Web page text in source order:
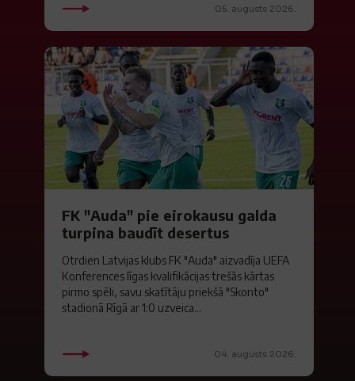
05. augusts 2026.
FK "Auda" pie eirokausu galda
turpina baudīt desertus
Otrdien Latvijas klubs FK "Auda" aizvadīja UEFA
Konferences līgas kvalifikācijas trešās kārtas
pirmo spēli, savu skatītāju priekšā "Skonto"
stadionā Rīgā ar 1:0 uzveica...
04. augusts 2026.